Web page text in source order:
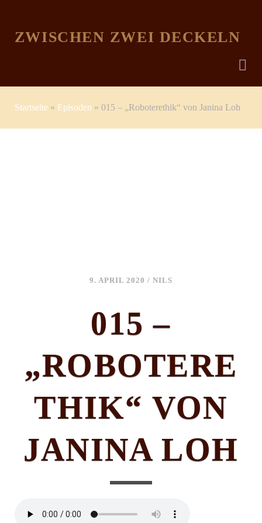
ZWISCHEN ZWEI DECKELN
Startseite» Episoden » 015 – „Roboterethik“ von Janina Loh
9. APRIL 2020 /NILS
015 –
„ROBOTERE
THIK“ VON
JANINA LOH